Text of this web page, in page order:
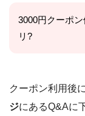
3000円クーポ
リ?
クーポン利用後
ジにあるQ&Aに